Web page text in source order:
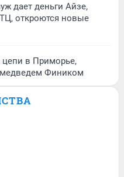
дает деньги Айзе,
откроются новые
в Приморье,
Фиником